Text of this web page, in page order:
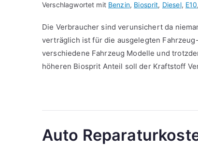
Verschlagwortet mit Benzin, Biosprit, Diesel, E10,
Die Verbraucher sind verunsichert da
verträglich ist für die ausgelegten
verschiedene Fahrzeug Modelle und
höheren Biosprit Anteil soll der Kraftstoff
Auto